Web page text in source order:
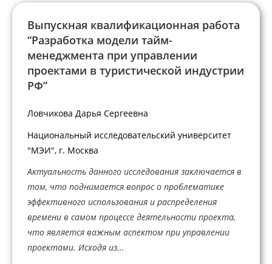
Выпускная квалификационная работа
“Разработка модели тайм-
менеджмента при управлении
проектами в туристической индустрии
РФ”
Ловчикова Дарья Сергеевна
Национальный исследовательский университет
"МЭИ", г. Москва
Актуальность данного исследования заключается в
том, что поднимается вопрос о проблематике
эффективного использования и распределения
времени в самом процессе деятельности проекта,
что является важным аспектом при управлении
проектами. Исходя из...